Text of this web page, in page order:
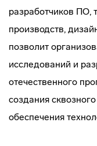
разработчиков ПО,
производств,
позволит
исследований и
отечественного
создания
обеспечения